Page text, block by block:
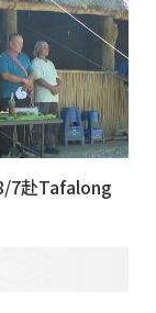
7赴Tafalong